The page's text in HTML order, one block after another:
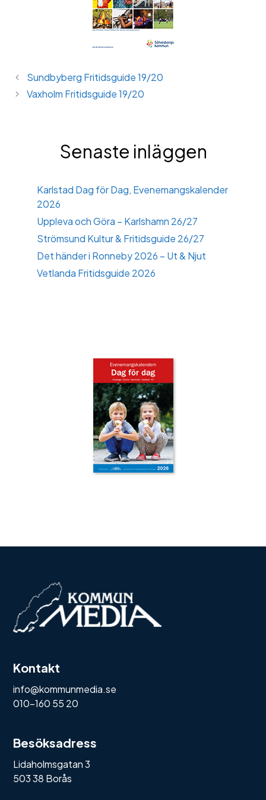
Sundbyberg Fritidsguide 19/20
Vaxholm Fritidsguide 19/20
Senaste inläggen
Karlstad Dag för Dag, Evenemangskalender
2026
Uppleva och Göra – Karlshamn 26/27
Strömsund Kultur & Fritidsguide 26/27
Det händer i Ronneby 2026 – Ut & Njut
Vetlanda Fritidsguide 2026
Kontakt
info@kommunmedia.se
010-160 55 20
Besöksadress
Lidaholmsgatan 3
503 38 Borås